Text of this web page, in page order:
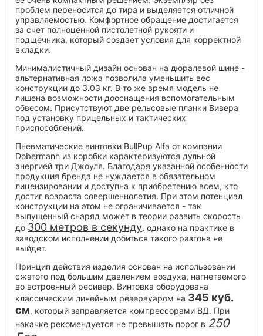
проблем переносится до тира и выделяется отличной
управляемостью. Комфортное обращение достигается
за счет полноценной пистолетной рукояти и
подщечника, который создает условия для корректной
вкладки.
Минималистичный дизайн основан на дюралевой шине -
альтернативная ложа позволила уменьшить вес
конструкции до 3.03 кг. В то же время модель не
лишена возможности дооснащения вспомогательным
обвесом. Присутствуют две рельсовые планки Вивера
под установку прицельных и тактических
приспособлений.
Пневматические винтовки BullPup Alfa от компании
Dobermann из коробки характеризуются дульной
энергией три Джоуля. Благодаря указанной особенности
продукция бренда не нуждается в обязательном
лицензировании и доступна к приобретению всем, кто
достиг возраста совершеннолетия. При этом потенциал
конструкции на этом не ограничивается - так
выпущенный снаряд может в теории развить скорость
до 300 метров в секунду, однако на практике в
заводском исполнении добиться такого разгона не
выйдет.
Принцип действия изделия основан на использовании
сжатого под большим давлением воздуха, нагнетаемого
во встроенный ресивер. Винтовка оборудована
классическим линейным резервуаром на 345 куб.
см, который заправляется компрессорами ВД. При
накачке рекомендуется не превышать порог в 250